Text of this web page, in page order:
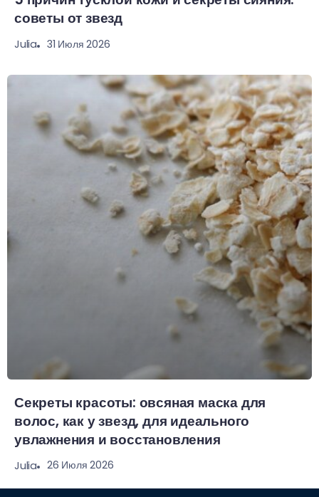
советы от звезд
Julia 31 Июля 2026
Секреты красоты: овсяная маска для
волос, как у звезд, для идеального
увлажнения и восстановления
Julia 26 Июля 2026